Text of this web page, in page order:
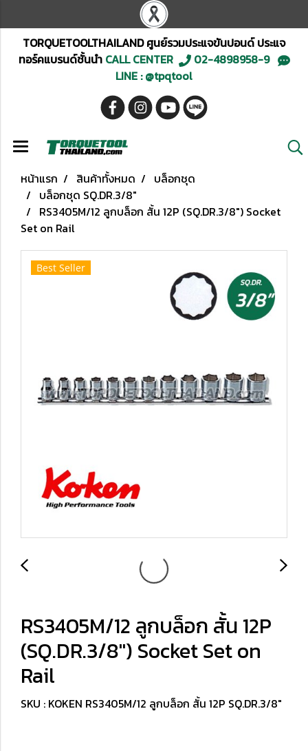
TORQUETOOLTHAILAND ศูนย์รวมประแจขันปอนด์ ประแจ
ทอร์คแบรนด์ชั้นนำCALL CENTER
02-4898958-9
LINE : @tpqtool
หน้าแรก สินค้าทั้งหมด
บล็อกชุด
บล็อกชุด SQ.DR.3/8"
RS3405M/12 ลูกบล็อก สั้น 12P (SQ.DR.3/8") Socket
Set on Rail
Best Seller
RS3405M/12 ลูกบล็อก สั้น 12P
(SQ.DR.3/8") Socket Set on
Rail
SKU : KOKEN RS3405M/12 ลูกบล็อก สั้น 12P SQ.DR.3/8"